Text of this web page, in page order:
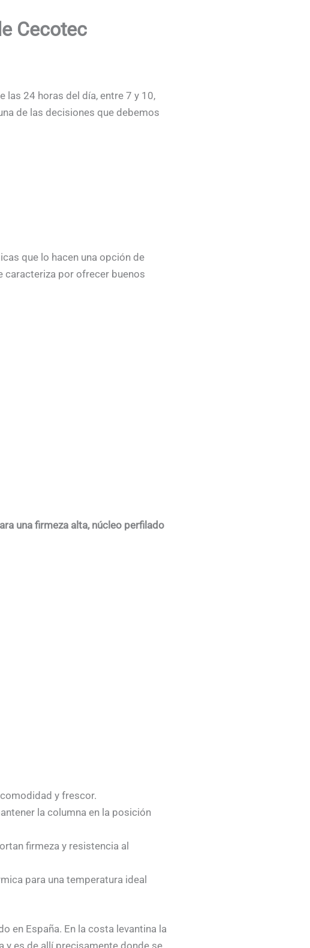
Cecotec
las 24 horas del día, entre 7 y 10,
de las decisiones que debemos
que lo hacen una opción de
caracteriza por ofrecer buenos
una firmeza alta, núcleo perfilado
y frescor.
la columna en la posición
firmeza y resistencia al
para una temperatura ideal
en España. En la costa levantina la
y es de allí precisamente donde se